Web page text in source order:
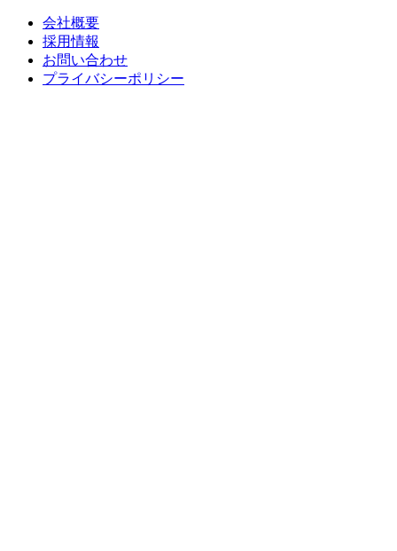
会社概要
採用情報
お問い合わせ
プライバシーポリシー